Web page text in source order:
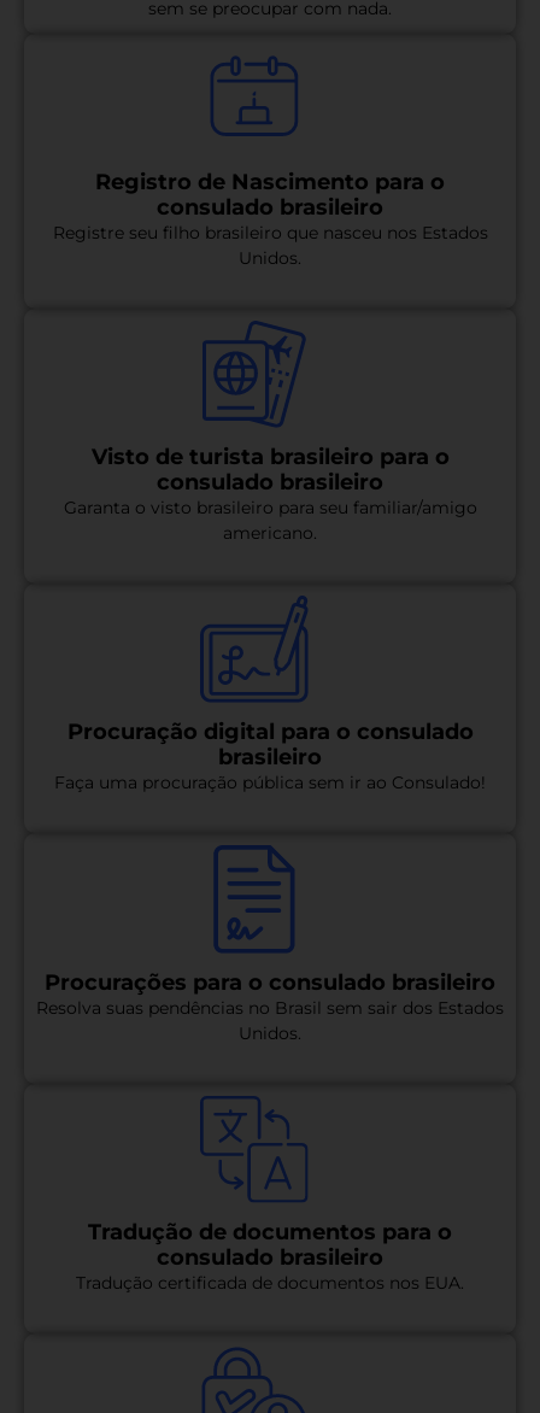
sem se preocupar com nada.
Registro de Nascimento para o
consulado brasileiro
Registre seu filho brasileiro que nasceu nos Estados
Unidos.
Visto de turista brasileiro para o
consulado brasileiro
Garanta o visto brasileiro para seu familiar/amigo
americano.
Procuração digital para o consulado
brasileiro
Faça uma procuração pública sem ir ao Consulado!
Procurações para o consulado brasileiro
Resolva suas pendências no Brasil sem sair dos Estados
Unidos.
Tradução de documentos para o
consulado brasileiro
Tradução certificada de documentos nos EUA.